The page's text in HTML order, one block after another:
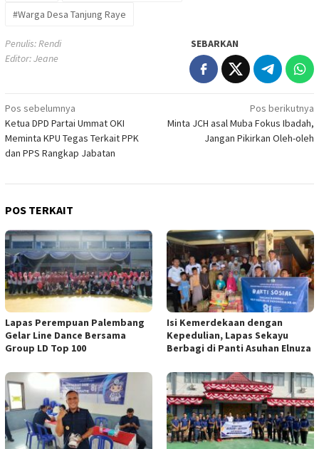
#Warga Desa Tanjung Raye
Penulis: Rendi
Editor: Jeane
SEBARKAN
Navigasi
pos
Pos sebelumnya
Ketua DPD Partai Ummat OKI
Meminta KPU Tegas Terkait PPK
dan PPS Rangkap Jabatan
Pos berikutnya
Minta JCH asal Muba Fokus Ibadah,
Jangan Pikirkan Oleh-oleh
POS TERKAIT
Lapas Perempuan Palembang
Gelar Line Dance Bersama
Group LD Top 100
Isi Kemerdekaan dengan
Kepedulian, Lapas Sekayu
Berbagi di Panti Asuhan Elnuza